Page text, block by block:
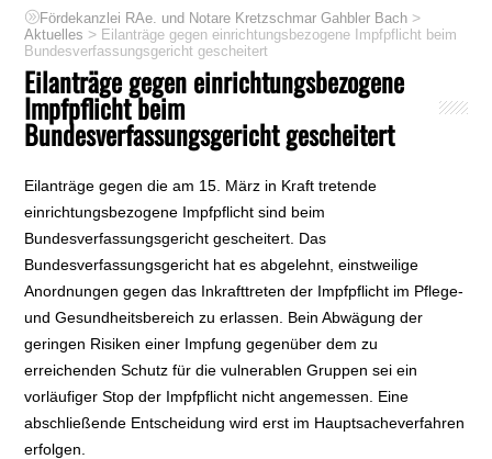
Fördekanzlei RAe. und Notare Kretzschmar Gahbler Bach >
Aktuelles > Eilanträge gegen einrichtungsbezogene Impfpflicht beim
Bundesverfassungsgericht gescheitert
Eilanträge gegen einrichtungsbezogene
Impfpflicht beim
Bundesverfassungsgericht gescheitert
Eilanträge gegen die am 15. März in Kraft tretende
einrichtungsbezogene Impfpflicht sind beim
Bundesverfassungsgericht gescheitert. Das
Bundesverfassungsgericht hat es abgelehnt, einstweilige
Anordnungen gegen das Inkrafttreten der Impfpflicht im Pflege-
und Gesundheitsbereich zu erlassen. Bein Abwägung der
geringen Risiken einer Impfung gegenüber dem zu
erreichenden Schutz für die vulnerablen Gruppen sei ein
vorläufiger Stop der Impfpflicht nicht angemessen. Eine
abschließende Entscheidung wird erst im Hauptsacheverfahren
erfolgen.